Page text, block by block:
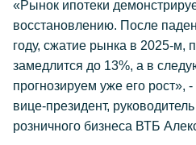
«Рынок ипотеки
восстановлению. После
году, сжатие рынка в 2025-м,
замедлится до 13%, а в
прогнозируем уже его рост»,
вице-президент,
розничного бизнеса ВТБ